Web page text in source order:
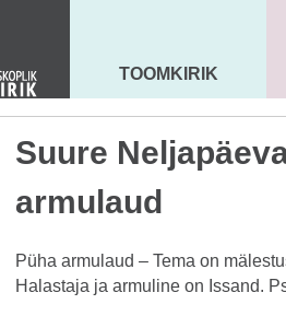
MAARJA KIRIK
TOOMKIRIK
Suure
armulaud
Püha armulaud – Tema on
Halastaja ja armuline on Issand.